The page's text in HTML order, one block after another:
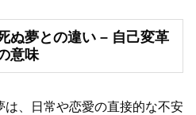
ぬ夢との違い – 自己変革
意味
、日常や恋愛の直接的な不安